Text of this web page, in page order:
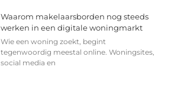
Waarom makelaarsborden nog steeds
werken in een digitale woningmarkt
Wie een woning zoekt, begint
tegenwoordig meestal online. Woningsites,
social media en